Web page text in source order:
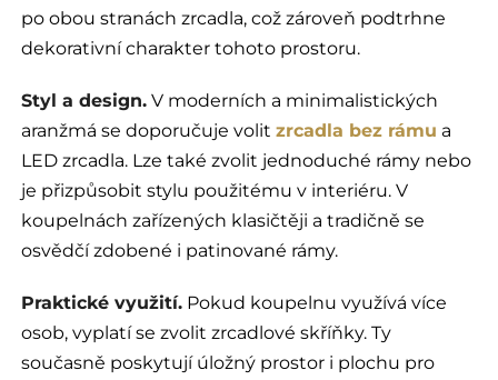
po obou stranách zrcadla, což zároveň podtrhne
dekorativní charakter tohoto prostoru.
Styl a design. V moderních a minimalistických
aranžmá se doporučuje volitzrcadla bez rámu a
LED zrcadla. Lze také zvolit jednoduché rámy nebo
je přizpůsobit stylu použitému v interiéru. V
koupelnách zařízených klasičtěji a tradičně se
osvědčí zdobené i patinované rámy.
Praktické využití. Pokud koupelnu využívá více
osob, vyplatí se zvolit zrcadlové skříňky. Ty
současně poskytují úložný prostor i plochu pro